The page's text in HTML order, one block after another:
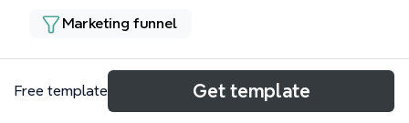
Marketing funnel
About
Free template Get template